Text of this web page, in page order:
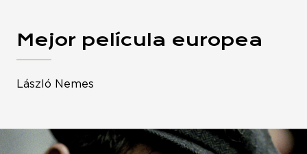
Mejor película europea
László Nemes